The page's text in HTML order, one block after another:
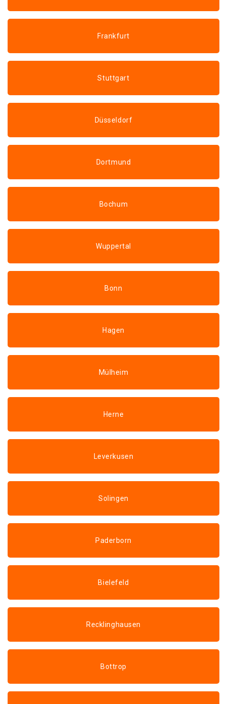
Frankfurt
Stuttgart
Düsseldorf
Dortmund
Bochum
Wuppertal
Bonn
Hagen
Mülheim
Herne
Leverkusen
Solingen
Paderborn
Bielefeld
Recklinghausen
Bottrop